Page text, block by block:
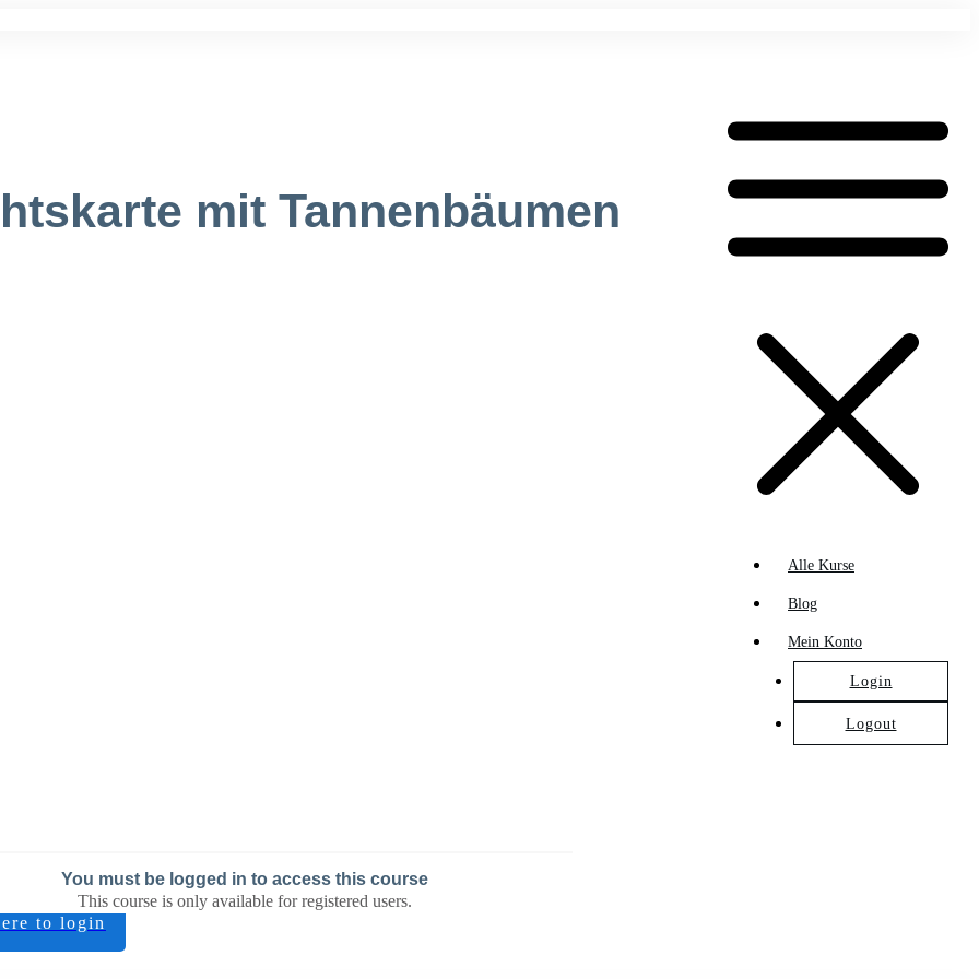
Alle Kurse
Blog
Mein Konto
Login
Logout
mit Tannenbäumen
You must be logged in to access this course
This course is only available for registered users.
to login